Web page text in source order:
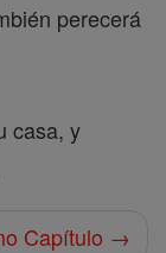
perecerá
casa, y
Capítulo →